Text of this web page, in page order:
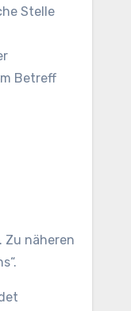
Stelle
Betreff
Zu näheren